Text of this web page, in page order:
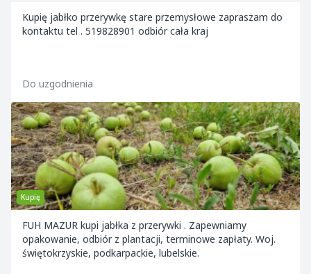
Kupię jabłko przerywkę stare przemysłowe zapraszam do
kontaktu tel . 519828901 odbiór cała kraj
Do uzgodnienia
Kupię
FUH MAZUR kupi jabłka z przerywki . Zapewniamy
opakowanie, odbiór z plantacji, terminowe zapłaty. Woj.
świętokrzyskie, podkarpackie, lubelskie.